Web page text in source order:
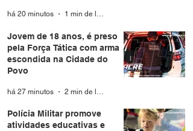
há 20 minutos 1 min de leitura
Jovem de 18 anos, é preso
pela Força Tática com arma
escondida na Cidade do
Povo
há 27 minutos 2 min de leitura
Polícia Militar promove
atividades educativas e